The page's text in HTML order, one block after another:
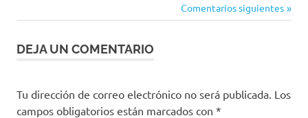
Navegación
de
Comentarios siguientes
DEJA UN COMENTARIO
Tu dirección de correo electrónico no será publicada. Los
campos obligatorios están marcados con *